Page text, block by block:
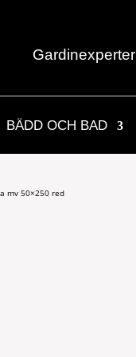
Gardinexperter
BÄDD OCH BAD
mv 50×250 red